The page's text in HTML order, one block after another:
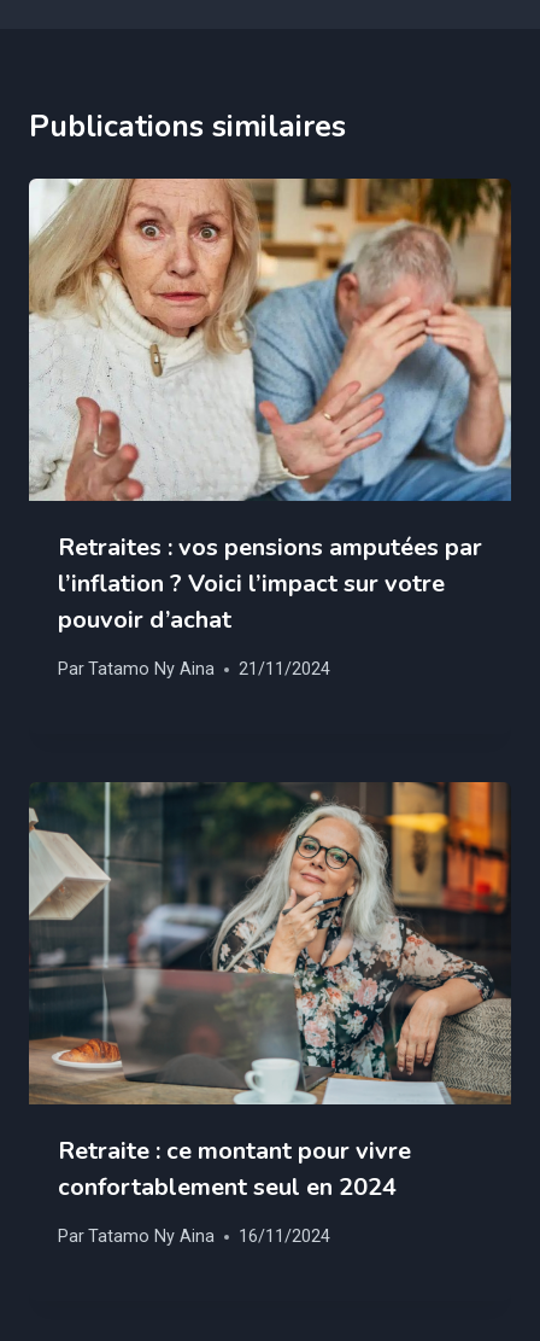
Publications similaires
Retraites : vos pensions amputées par
l’inflation ? Voici l’impact sur votre
pouvoir d’achat
ParTatamo Ny Aina 21/11/2024
Retraite : ce montant pour vivre
confortablement seul en 2024
ParTatamo Ny Aina 16/11/2024